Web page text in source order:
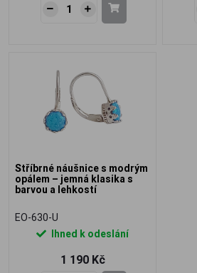
Stříbrné náušnice s modrým
opálem – jemná klasika s
barvou a lehkostí
EO-630-U
Ihned k odeslání
1 190 Kč